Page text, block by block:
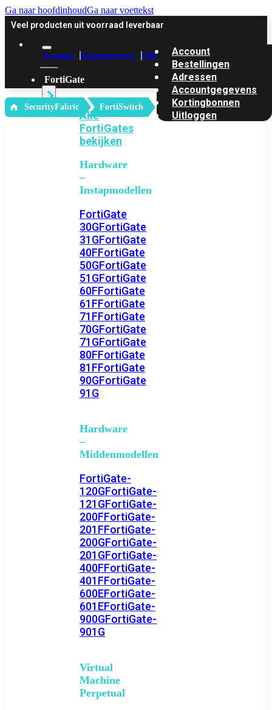
Ga naar hoofdinhoudGa naar voettekst
Veel producten uit voorraad leverbaar
Account Klantenservice Offerte
FortiGate
Alle
FortiGates
bekijken
Hardware
–
Instapmodellen
FortiGate
30GFortiGate
31GFortiGate
40FFortiGate
50GFortiGate
51GFortiGate
60FFortiGate
61FFortiGate
71FFortiGate
70GFortiGate
71GFortiGate
80FFortiGate
81FFortiGate
90GFortiGate
91G
Hardware
–
Middenmodellen
FortiGate-
120GFortiGate-
121GFortiGate-
200FFortiGate-
201FFortiGate-
200GFortiGate-
201GFortiGate-
400FFortiGate-
401FFortiGate-
600EFortiGate-
601EFortiGate-
900GFortiGate-
901G
Virtual
Machine
Perpetual
Account
Bestellingen
Adressen
Accountgegevens
Kortingbonnen
Uitloggen
‎ SecurityFabric FortiSwitch